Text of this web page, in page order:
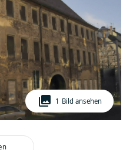
photo_library 1 Bild ansehen